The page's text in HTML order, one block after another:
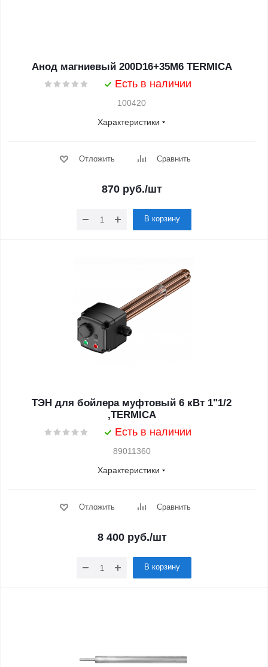
Анод магниевый 200D16+35M6 TERMICA
Есть в наличии
100420
Характеристики
Отложить Сравнить
870 руб./шт
В корзину
ТЭН для бойлера муфтовый 6 кВт 1"1/2
,TERMICA
Есть в наличии
89011360
Характеристики
Отложить Сравнить
8 400руб./шт
В корзину